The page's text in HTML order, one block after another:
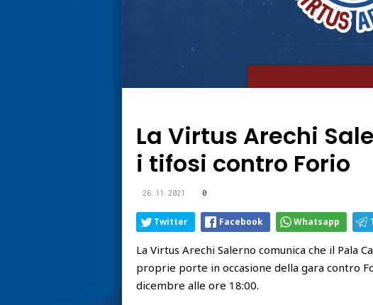
La Virtus Arechi
i tifosi contro Forio
26.11.2021 0
Twitter Facebook Whatsapp
La Virtus Arechi Salerno comunica che il Pala
proprie porte in occasione della gara contro
dicembre alle ore 18:00.